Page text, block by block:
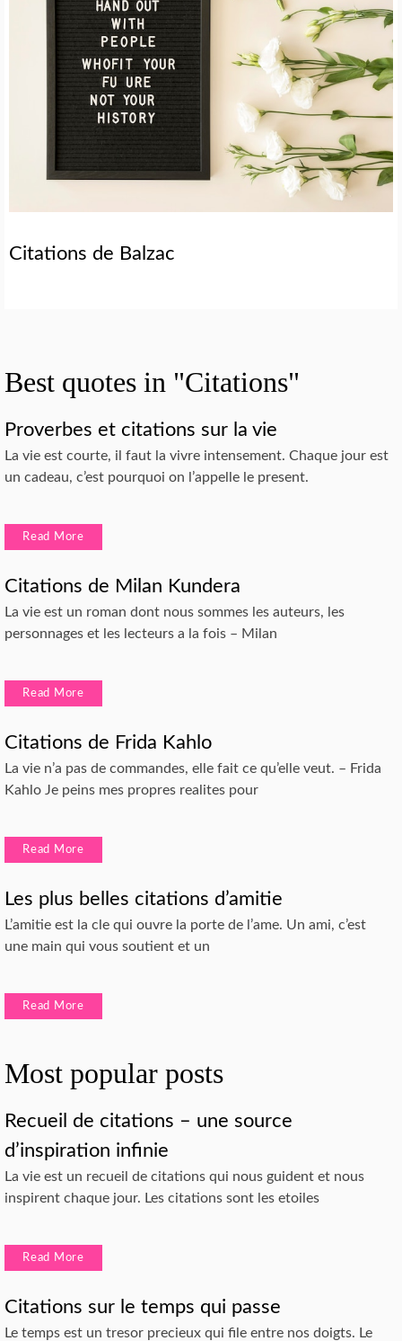
Citations de Balzac
Best quotes in "Citations"
Proverbes et citations sur la vie
La vie est courte, il faut la vivre intensement. Chaque jour est
un cadeau, c’est pourquoi on l’appelle le present.
Read More
Citations de Milan Kundera
La vie est un roman dont nous sommes les auteurs, les
personnages et les lecteurs a la fois – Milan
Read More
Citations de Frida Kahlo
La vie n’a pas de commandes, elle fait ce qu’elle veut. – Frida
Kahlo Je peins mes propres realites pour
Read More
Les plus belles citations d’amitie
L’amitie est la cle qui ouvre la porte de l’ame. Un ami, c’est
une main qui vous soutient et un
Read More
Most popular posts
Recueil de citations – une source
d’inspiration infinie
La vie est un recueil de citations qui nous guident et nous
inspirent chaque jour. Les citations sont les etoiles
Read More
Citations sur le temps qui passe
Le temps est un tresor precieux qui file entre nos doigts. Le